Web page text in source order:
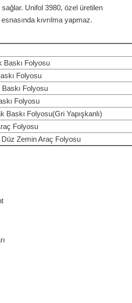
Unifol 3980, özel üretilen
esnasında kıvrılma yapmaz.
Baskı Folyosu
Folyosu
Folyosu
Folyosu
Baskı Folyosu(Gri Yapışkanlı)
Folyosu
Düz Zemin Araç Folyosu